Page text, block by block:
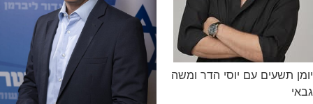
יומן תשעים עם יוסי הדר ומשה
גבאי